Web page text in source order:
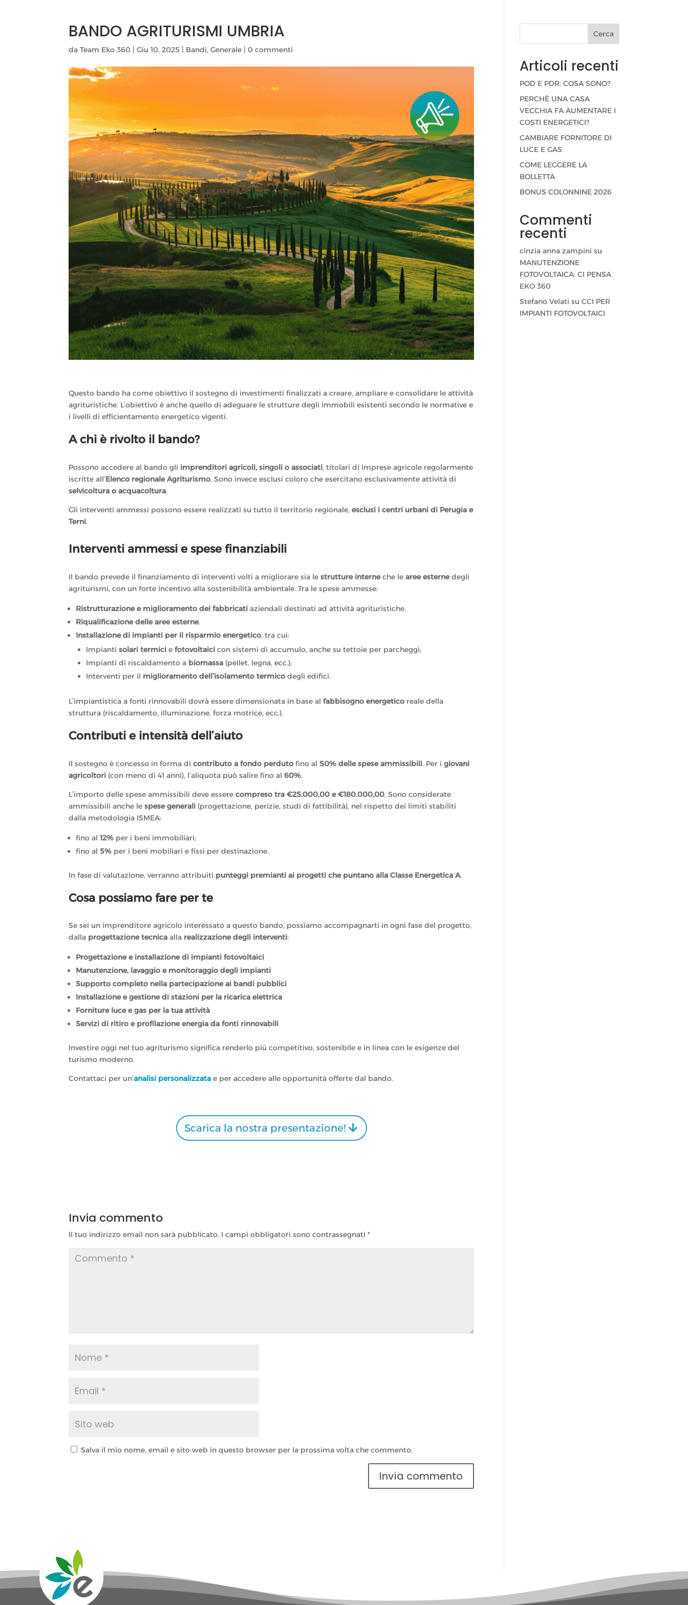
BANDO AGRITURISMI UMBRIA
daTeam Eko 360 |Giu 10, 2025 | Bandi,Generale |0 commenti
Questo bando ha come obiettivo il sostegno di investimenti finalizzati a creare, ampliare e consolidare le attività
agrituristiche. L’obiettivo è anche quello di adeguare le strutture degli immobili esistenti secondo le normative e
i livelli di efficientamento energetico vigenti.
A chi è rivolto il bando?
Possono accedere al bando gli imprenditori agricoli, singoli o associati, titolari di imprese agricole regolarmente
iscritte all’Elenco regionale Agriturismo. Sono invece esclusi coloro che esercitano esclusivamente attività di
selvicoltura o acquacoltura.
Gli interventi ammessi possono essere realizzati su tutto il territorio regionale,esclusi i centri urbani di Perugia e
Terni.
Interventi ammessi e spese finanziabili
Il bando prevede il finanziamento di interventi volti a migliorare sia lestrutture interneche learee esternedegli
agriturismi, con un forte incentivo alla sostenibilità ambientale. Tra le spese ammesse:
Ristrutturazione e miglioramento dei fabbricati aziendali destinati ad attività agrituristiche.
Riqualificazione delle aree esterne.
Installazione di impianti per il risparmio energetico, tra cui:
Impiantisolari termici efotovoltaici con sistemi di accumulo, anche su tettoie per parcheggi;
Impianti di riscaldamento a biomassa (pellet, legna, ecc.);
Interventi per il miglioramento dell’isolamento termico degli edifici.
L’impiantistica a fonti rinnovabili dovrà essere dimensionata in base alfabbisogno energetico reale della
struttura (riscaldamento, illuminazione, forza motrice, ecc.).
Contributi e intensità dell’aiuto
Il sostegno è concesso in forma dicontributo a fondo perduto fino al50% delle spese ammissibili. Per igiovani
agricoltori (con meno di 41 anni), l’aliquota può salire fino al60%.
L’importo delle spese ammissibili deve esserecompreso tra €25.000,00 e €180.000,00. Sono considerate
ammissibili anche lespese generali (progettazione, perizie, studi di fattibilità), nel rispetto dei limiti stabiliti
dalla metodologia ISMEA:
fino al12% per i beni immobiliari;
fino al5% per i beni mobiliari e fissi per destinazione.
In fase di valutazione, verranno attribuiti punteggi premianti ai progetti che puntano alla Classe Energetica A.
Cosa possiamo fare per te
Se sei un imprenditore agricolo interessato a questo bando, possiamo accompagnarti in ogni fase del progetto,
dalla progettazione tecnica alla realizzazione degli interventi:
Progettazione e installazione di impianti fotovoltaici
Manutenzione, lavaggio e monitoraggio degli impianti
Supporto completo nella partecipazione ai bandi pubblici
Installazione e gestione di stazioni per la ricarica elettrica
Forniture luce e gas per la tua attività
Servizi di ritiro e profilazione energia da fonti rinnovabili
Investire oggi nel tuo agriturismo significa renderlo più competitivo, sostenibile e in linea con le esigenze del
turismo moderno.
Contattaci per un’analisi personalizzata e per accedere alle opportunità offerte dal bando.
Scarica la nostra presentazione!
Invia commento
Il tuo indirizzo email non sarà pubblicato. I campi obbligatori sono contrassegnati*
Salva il mio nome, email e sito web in questo browser per la prossima volta che commento.
Cerca
Articoli recenti
POD E PDR: COSA SONO?
PERCHÈ UNA CASA
VECCHIA FA AUMENTARE I
COSTI ENERGETICI?
CAMBIARE FORNITORE DI
LUCE E GAS
COME LEGGERE LA
BOLLETTA
BONUS COLONNINE 2026
Commenti
recenti
cinzia anna zampini su
MANUTENZIONE
FOTOVOLTAICA: CI PENSA
EKO 360
Stefano Velati suCCI PER
IMPIANTI FOTOVOLTAICI